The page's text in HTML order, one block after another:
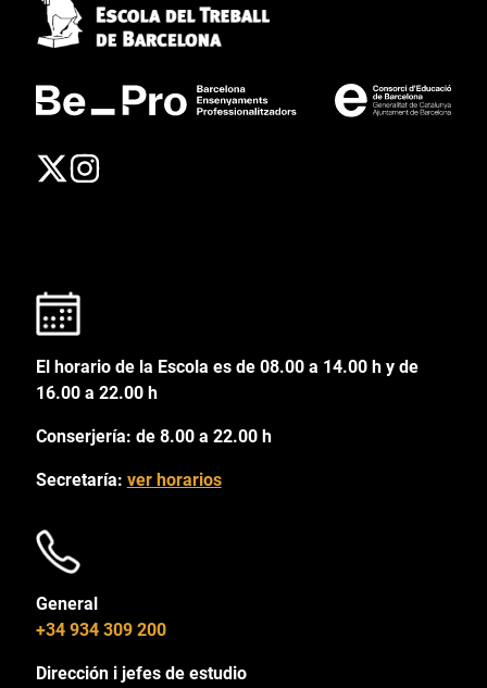
El horario de la Escola es de 08.00 a 14.00 h y de
16.00 a 22.00 h
Conserjería: de 8.00 a 22.00 h
Secretaría: ver horarios
General
+34 934 309 200
Dirección i jefes de estudio